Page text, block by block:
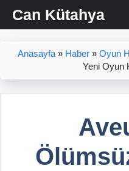
İçeriğe
atlaCan Kütahya
Anasayfa» Haber» Oyun
Yeni Oyun